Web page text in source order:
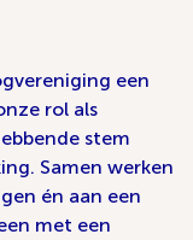
een
rol als
stem
Samen werken
én aan een
met een